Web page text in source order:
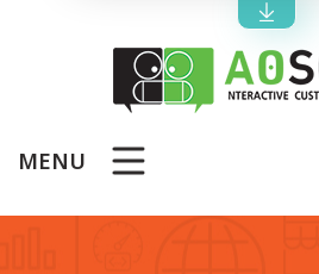
MENU